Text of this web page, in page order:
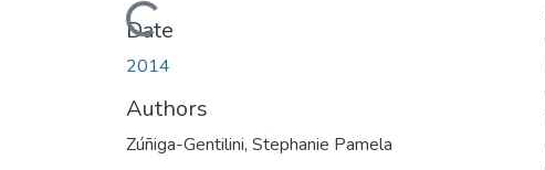
Loading...
Date
2014
Authors
Zúñiga-Gentilini, Stephanie Pamela